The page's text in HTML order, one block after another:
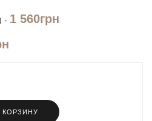
- 1 560грн
КОРЗИНУ